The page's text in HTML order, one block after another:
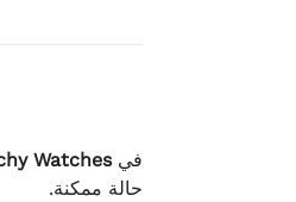
فيWatches
حالة ممكنة.